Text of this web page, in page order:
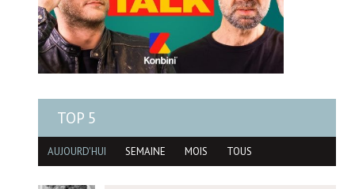
TOP 5
AUJOURD'HUI SEMAINE MOIS TOUS